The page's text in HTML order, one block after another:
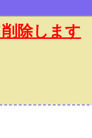
除します